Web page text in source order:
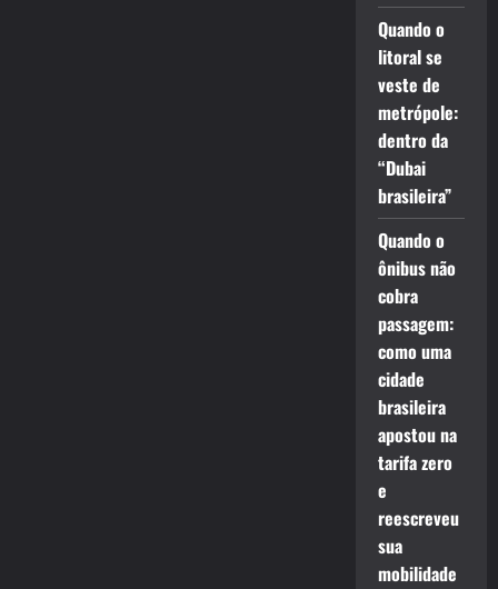
Quando o
litoral se
veste de
metrópole:
dentro da
“Dubai
brasileira”
Quando o
ônibus não
cobra
passagem:
como uma
cidade
brasileira
apostou na
tarifa zero
e
reescreveu
sua
mobilidade